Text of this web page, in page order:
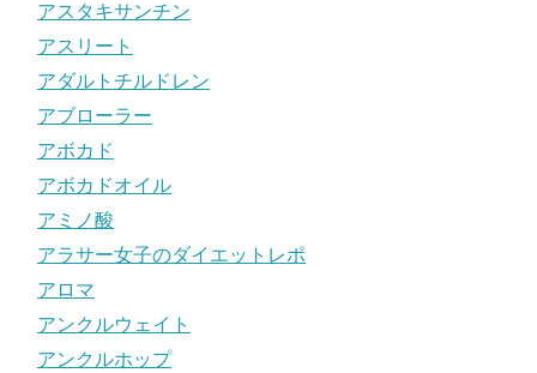
アスタキサンチン
アスリート
アダルトチルドレン
アブローラー
アボカド
アボカドオイル
アミノ酸
アラサー女子のダイエットレポ
アロマ
アンクルウェイト
アンクルホップ